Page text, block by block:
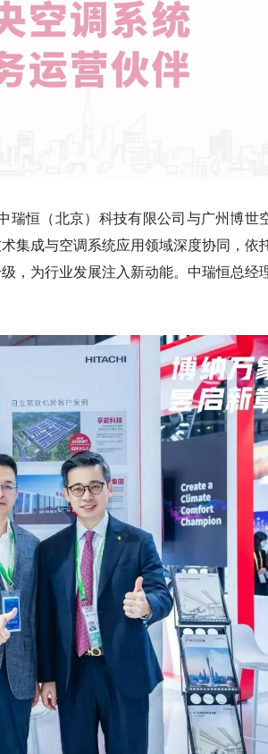
瑞恒（北京）科技有限公司与广州博世
集成与空调系统应用领域深度协同，依
，为行业发展注入新动能。中瑞恒总经